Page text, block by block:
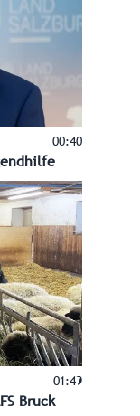
00:40
01:49
Bruck